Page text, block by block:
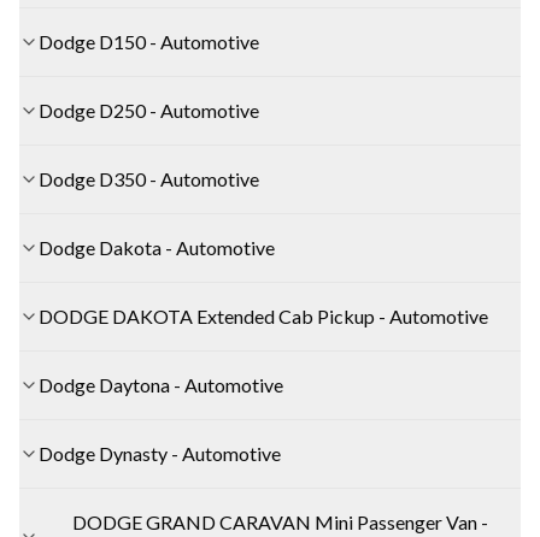
Dodge D150 - Automotive
Dodge D250 - Automotive
Dodge D350 - Automotive
Dodge Dakota - Automotive
DODGE DAKOTA Extended Cab Pickup - Automotive
Dodge Daytona - Automotive
Dodge Dynasty - Automotive
DODGE GRAND CARAVAN Mini Passenger Van -